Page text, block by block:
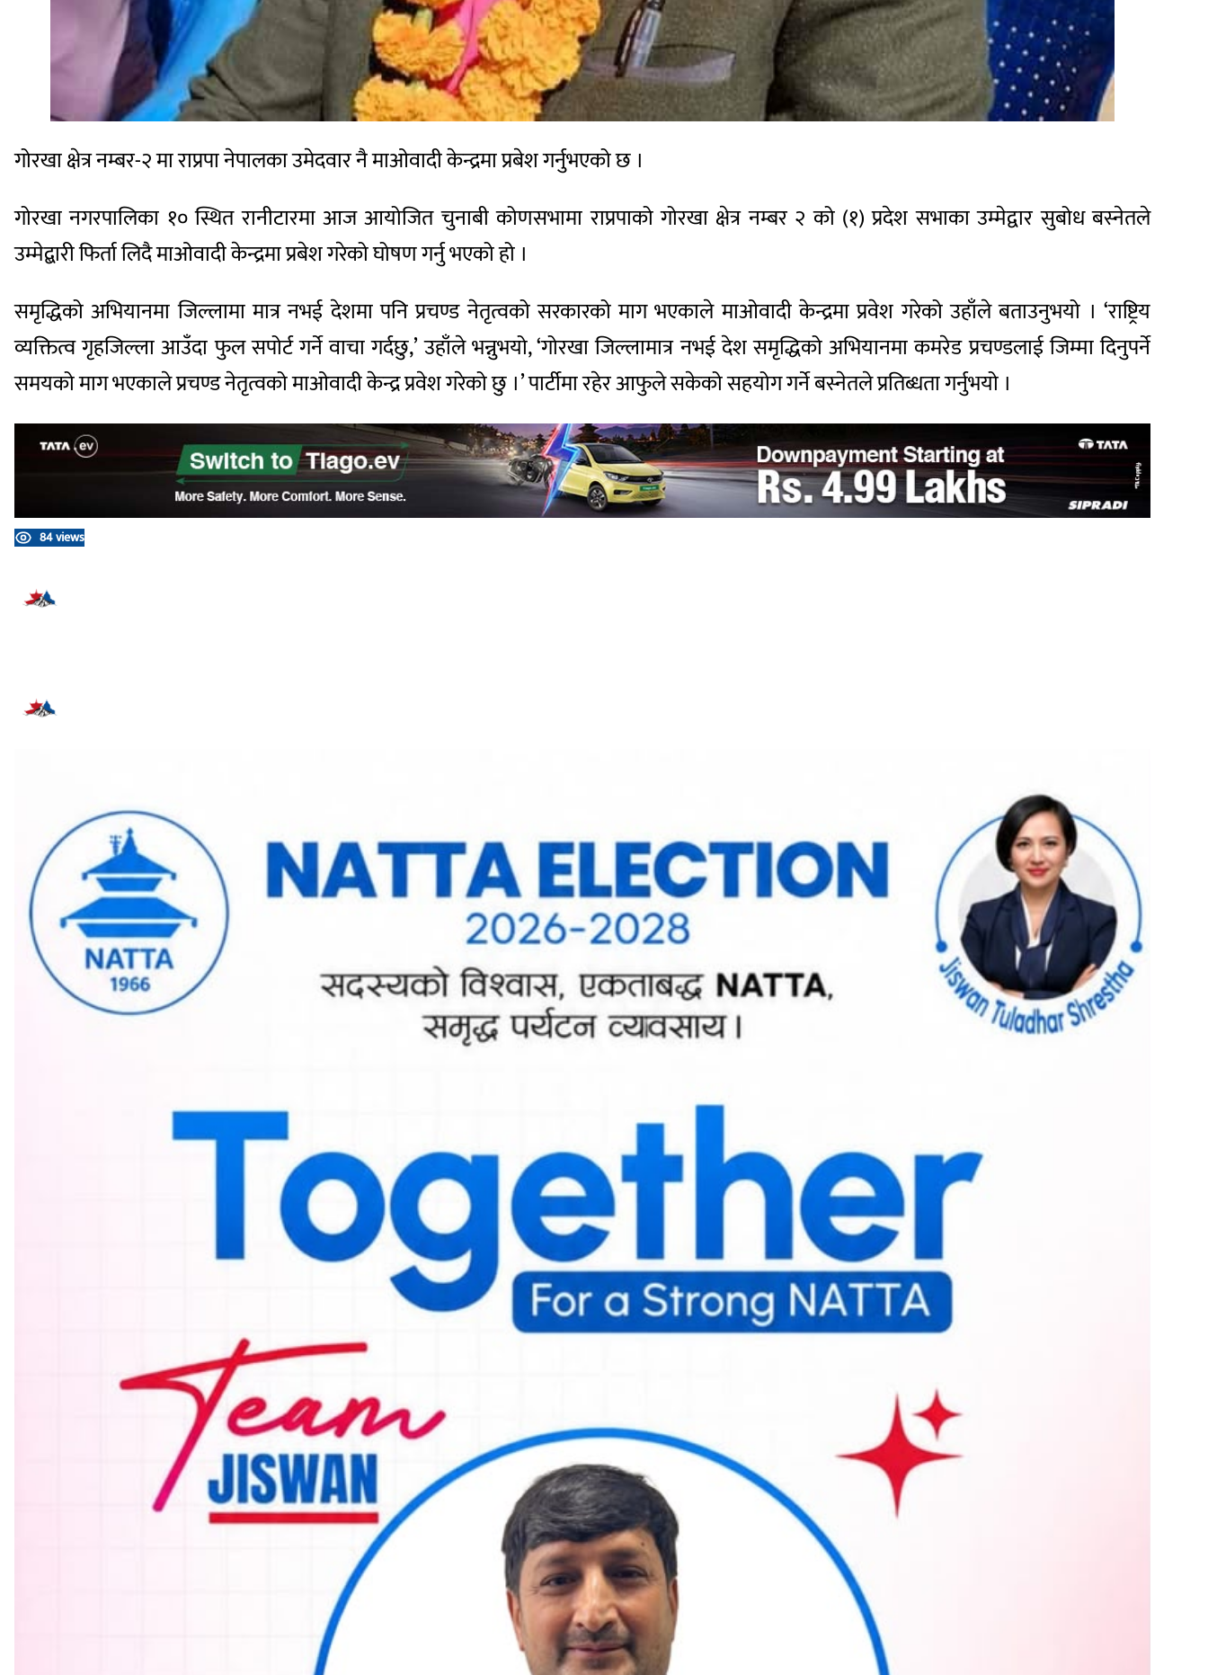
गोरखा क्षेत्र नम्बर-२ मा राप्रपा नेपालका उमेदवार नै माओवादी केन्द्रमा प्रबेश गर्नुभएको छ ।
गोरखा नगरपालिका १० स्थित रानीटारमा आज आयोजित चुनाबी कोणसभामा राप्रपाको गोरखा क्षेत्र नम्बर २ को (१) प्रदेश सभाका उम्मेद्वार सुबोध बस्नेतले
उम्मेद्बारी फिर्ता लिदै माओवादी केन्द्रमा प्रबेश गरेको घोषण गर्नु भएको हो ।
समृद्धिको अभियानमा जिल्लामा मात्र नभई देशमा पनि प्रचण्ड नेतृत्वको सरकारको माग भएकाले माओवादी केन्द्रमा प्रवेश गरेको उहाँले बताउनुभयो । ‘राष्ट्रिय
व्यक्तित्व गृहजिल्ला आउँदा फुल सपोर्ट गर्ने वाचा गर्दछु,’ उहाँले भन्नुभयो, ‘गोरखा जिल्लामात्र नभई देश समृद्धिको अभियानमा कमरेड प्रचण्डलाई जिम्मा दिनुपर्ने
समयको माग भएकाले प्रचण्ड नेतृत्वको माओवादी केन्द्र प्रवेश गरेको छु ।’ पार्टीमा रहेर आफुले सकेको सहयोग गर्ने बस्नेतले प्रतिब्धता गर्नुभयो ।
84 views